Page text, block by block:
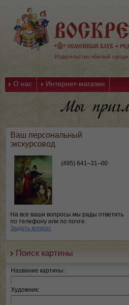
Издательство «Белый город»
О нас Интернет-магазин
Ваш персональный
экскурсовод
(495) 641–31–00
На все ваши вопросы мы рады ответить
по телефону или по почте.
Задать вопрос
Поиск картины
Название картины:
Художник: